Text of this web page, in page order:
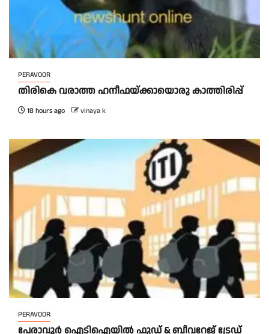
PERAVOOR
തിരികെ വരാത്ത ഹനീഫയ്ക്കായൊരു കാത്തിരിപ്പ്
18 hours ago vinaya k
PERAVOOR
പേരാവൂർ ഐടിഐയിൽ ഫുഡ് & ബീവറേജ് ട്രേഡ്